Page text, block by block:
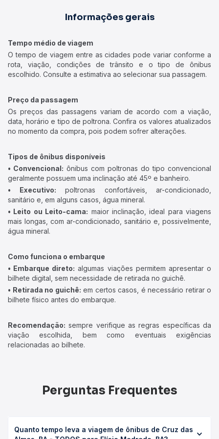
Informações gerais
Tempo médio de viagem
O tempo de viagem entre as cidades pode variar conforme a
rota, viação, condições de trânsito e o tipo de ônibus
escolhido. Consulte a estimativa ao selecionar sua passagem.
Preço da passagem
Os preços das passagens variam de acordo com a viação,
data, horário e tipo de poltrona. Confira os valores atualizados
no momento da compra, pois podem sofrer alterações.
Tipos de ônibus disponíveis
• Convencional: ônibus com poltronas do tipo convencional
geralmente possuem uma inclinação até 45º e banheiro.
• Executivo: poltronas confortáveis, ar-condicionado,
sanitário e, em alguns casos, água mineral.
• Leito ou Leito-cama: maior inclinação, ideal para viagens
mais longas, com ar-condicionado, sanitário e, possivelmente,
água mineral.
Como funciona o embarque
• Embarque direto: algumas viações permitem apresentar o
bilhete digital, sem necessidade de retirada no guichê.
• Retirada no guichê: em certos casos, é necessário retirar o
bilhete físico antes do embarque.
Recomendação: sempre verifique as regras específicas da
viação escolhida, bem como eventuais exigências
relacionadas ao bilhete.
Perguntas Frequentes
Quanto tempo leva a viagem de ônibus de Cruz das